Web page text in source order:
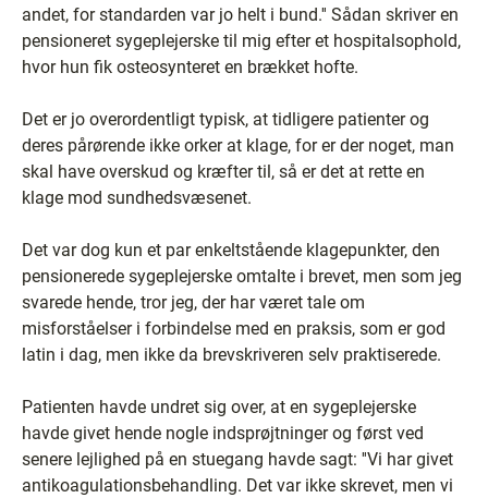
andet, for standarden var jo helt i bund.'' Sådan skriver en
pensioneret sygeplejerske til mig efter et hospitalsophold,
hvor hun fik osteosynteret en brækket hofte.
Det er jo overordentligt typisk, at tidligere patienter og
deres pårørende ikke orker at klage, for er der noget, man
skal have overskud og kræfter til, så er det at rette en
klage mod sundhedsvæsenet.
Det var dog kun et par enkeltstående klagepunkter, den
pensionerede sygeplejerske omtalte i brevet, men som jeg
svarede hende, tror jeg, der har været tale om
misforståelser i forbindelse med en praksis, som er god
latin i dag, men ikke da brevskriveren selv praktiserede.
Patienten havde undret sig over, at en sygeplejerske
havde givet hende nogle indsprøjtninger og først ved
senere lejlighed på en stuegang havde sagt: ''Vi har givet
antikoagulationsbehandling. Det var ikke skrevet, men vi